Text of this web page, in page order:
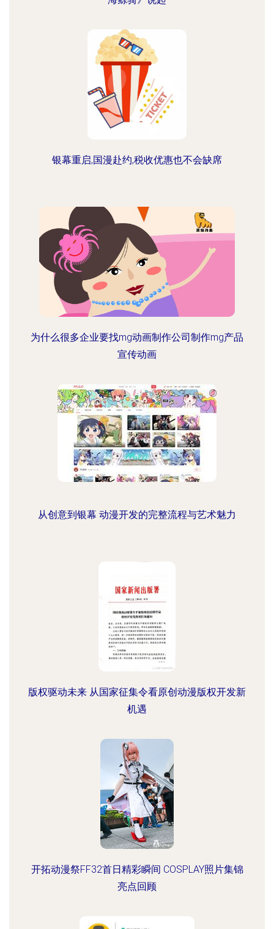
银幕重启,国漫赴约,税收优惠也不会缺席
为什么很多企业要找mg动画制作公司制作mg产品
宣传动画
从创意到银幕 动漫开发的完整流程与艺术魅力
版权驱动未来 从国家征集令看原创动漫版权开发新
机遇
开拓动漫祭FF32首日精彩瞬间 COSPLAY照片集锦
亮点回顾